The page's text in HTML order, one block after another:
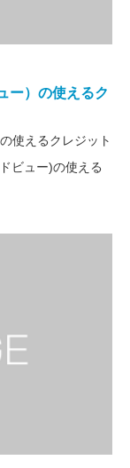
ー）の使えるク
使えるクレジット
ビュー)の使える